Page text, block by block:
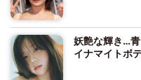
妖艶な輝き…
イナマイトボ